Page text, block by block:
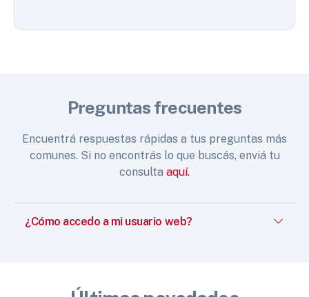
Preguntas frecuentes
Encuentrá respuestas rápidas a tus preguntas más
comunes. Si no encontrás lo que buscás, enviá tu
consulta aquí.
¿Cómo accedo a mi usuario web?